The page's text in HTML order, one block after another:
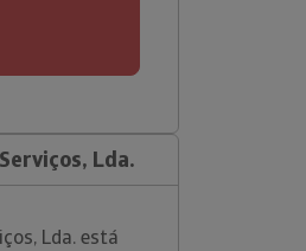
Lda.
Lda. está